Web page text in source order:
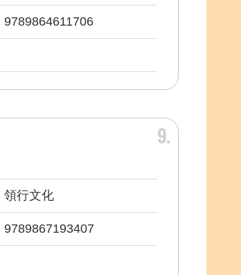
9789864611706
9
領行文化
9789867193407